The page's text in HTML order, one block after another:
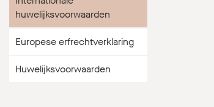
huwelijksvoorwaarden
Europese erfrechtverklaring
Huwelijksvoorwaarden